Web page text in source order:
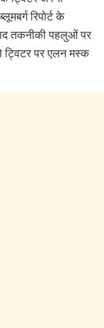
रिपोर्ट के
तकनीकी पहलुओं पर
पर एलन मस्क